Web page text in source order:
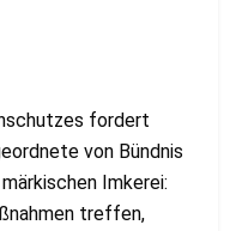
fordert
von Bündnis
Imkerei:
treffen,